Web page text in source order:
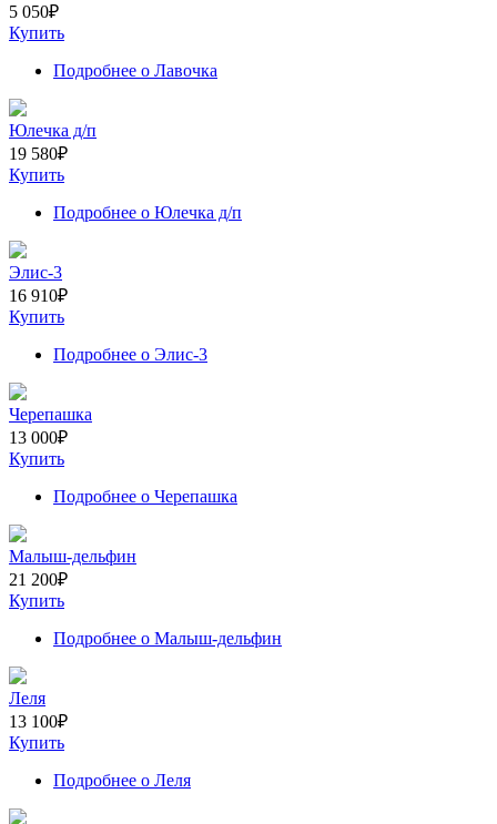
5 050₽
Купить
Подробнее о Лавочка
Юлечка д/п
19 580₽
Купить
Подробнее о Юлечка д/п
Элис-3
16 910₽
Купить
Подробнее о Элис-3
Черепашка
13 000₽
Купить
Подробнее о Черепашка
Малыш-дельфин
21 200₽
Купить
Подробнее о Малыш-дельфин
Леля
13 100₽
Купить
Подробнее о Леля